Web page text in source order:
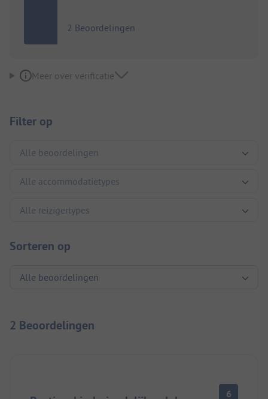
2 Beoordelingen
Meer over verificatie
Filter op
Sorteren op
2 Beoordelingen
6